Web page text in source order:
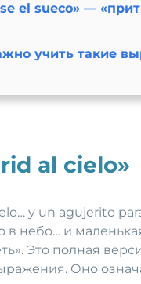
el sueco» —
учить такие
al cielo»
y un agujerito
в небо… и
Это полная
Оно